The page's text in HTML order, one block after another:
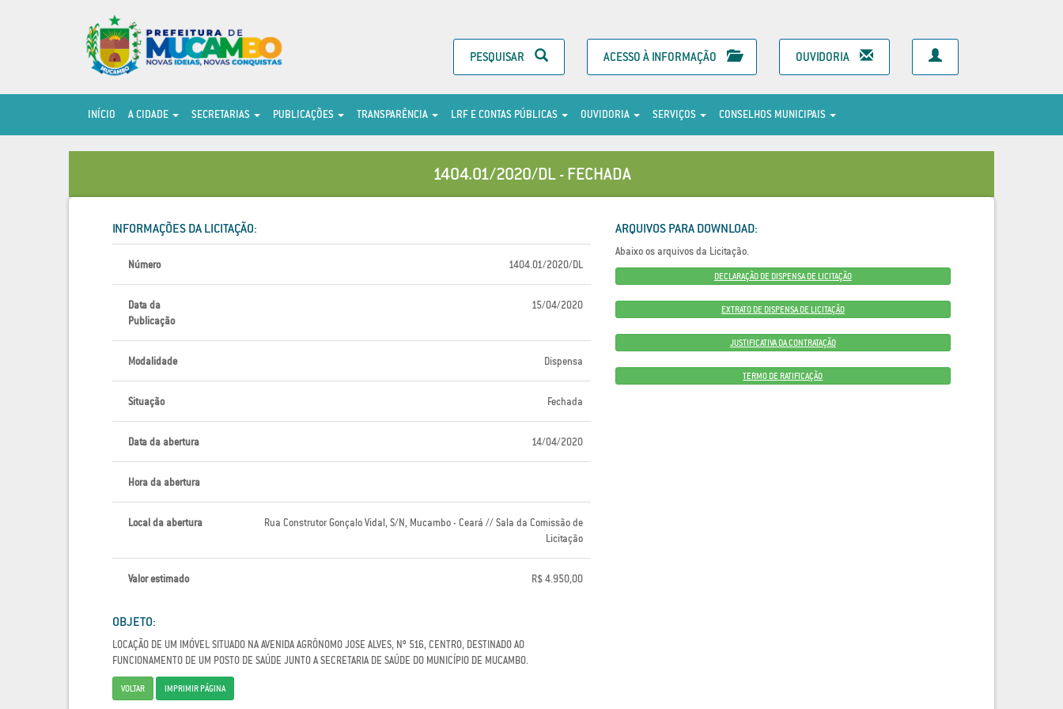
PESQUISAR ACESSO À INFORMAÇÃO OUVIDORIA
INÍCIO A CIDADE SECRETARIAS PUBLICAÇÕES TRANSPARÊNCIA LRF E CONTAS PÚBLICAS OUVIDORIA SERVIÇOS CONSELHOS MUNICIPAIS
1404.01/2020/DL - FECHADA
INFORMAÇÕES DA LICITAÇÃO:
Número 1404.01/2020/DL
Data da
Publicação
15/04/2020
Modalidade Dispensa
Situação Fechada
Data da abertura 14/04/2020
Hora da abertura
Local da abertura
Rua Construtor Gonçalo Vidal, S/N, Mucambo - Ceará // Sala da Comissão de
Licitação
Valor estimado R$ 4.950,00
OBJETO:
LOCAÇÃO DE UM IMÓVEL SITUADO NA AVENIDA AGRÔNOMO JOSE ALVES, Nº 516, CENTRO, DESTINADO AO
FUNCIONAMENTO DE UM POSTO DE SAÚDE JUNTO A SECRETARIA DE SAÚDE DO MUNICÍPIO DE MUCAMBO.
VOLTAR IMPRIMIR PÁGINA
ARQUIVOS PARA DOWNLOAD:
Abaixo os arquivos da Licitação.
DECLARAÇÃO DE DISPENSA DE LICITAÇÃO
EXTRATO DE DISPENSA DE LICITAÇÃO
JUSTIFICATIVA DA CONTRATAÇÃO
TERMO DE RATIFICAÇÃO